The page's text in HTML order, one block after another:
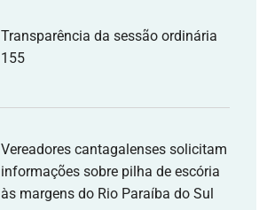
Transparência da sessão ordinária
155
Vereadores cantagalenses solicitam
informações sobre pilha de escória
às margens do Rio Paraíba do Sul